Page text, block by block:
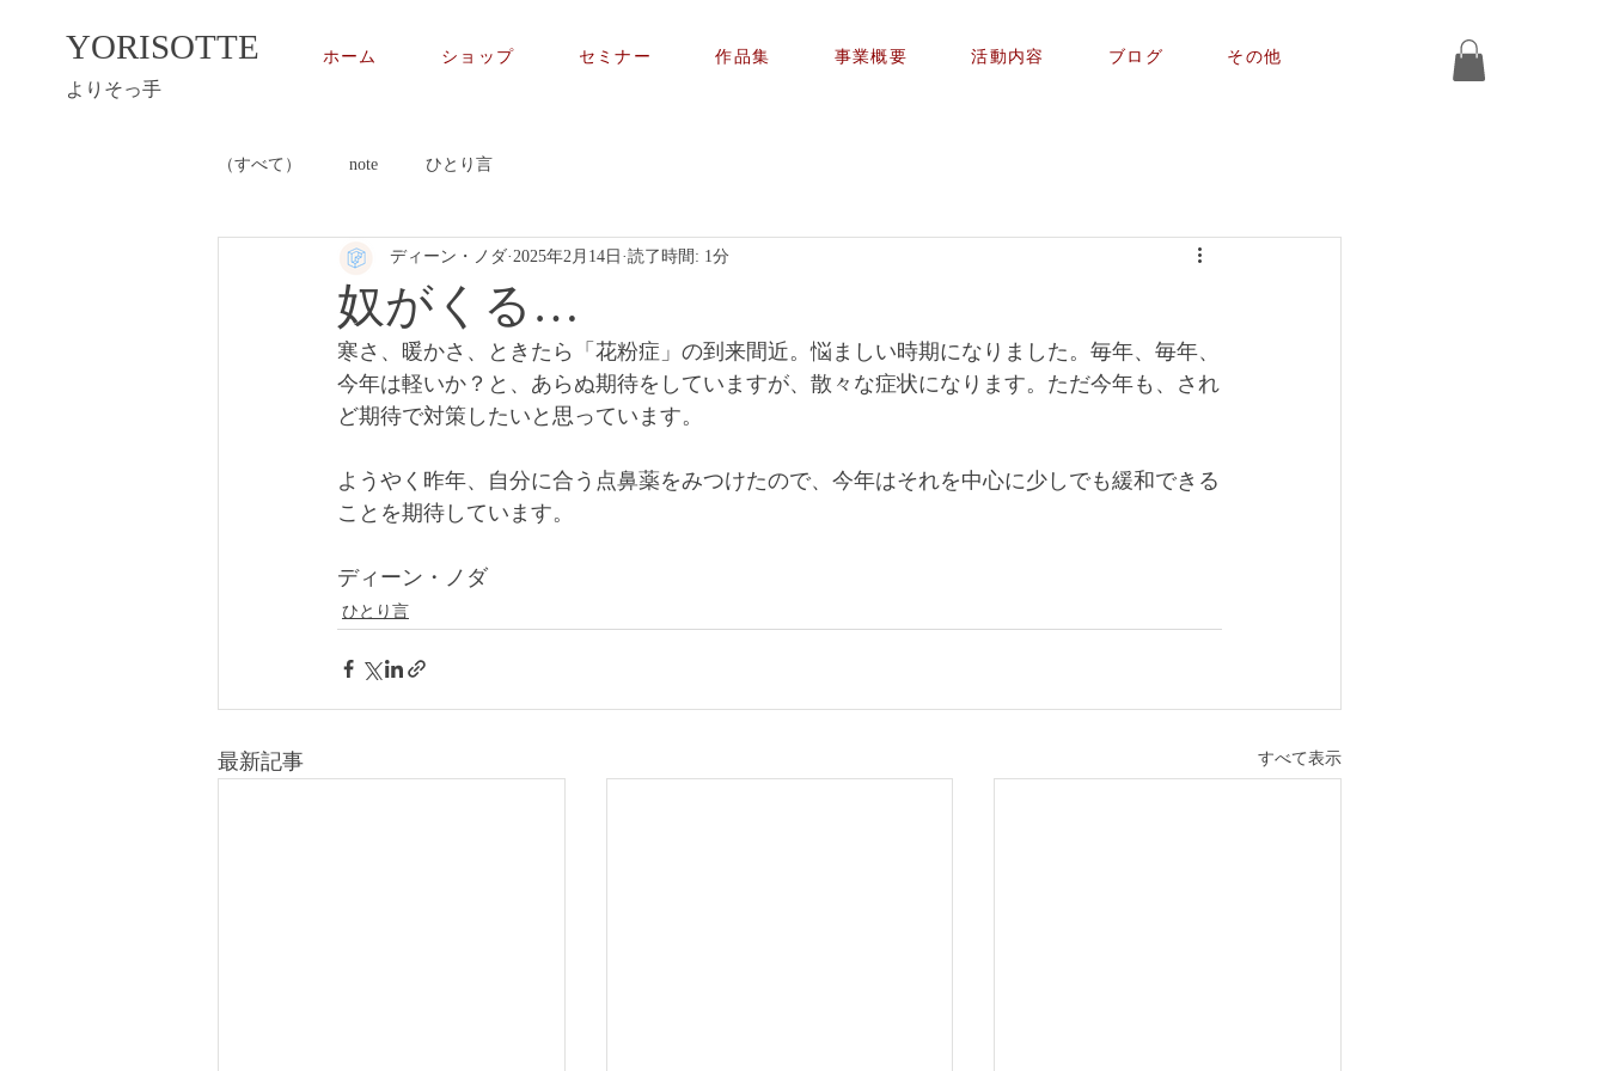
YORISOTTE
よりそっ手
ホーム ショップ セミナー 作品集 事業概要 活動内容 ブログ その他
（すべて） note ひとり言
奴がくる…
ディーン・ノダ 2025年2月14日 読了時間: 1分
寒さ、暖かさ、ときたら「花粉症」の到来間近。悩ましい時期になりました。毎年、毎年、
今年は軽いか？と、あらぬ期待をしていますが、散々な症状になります。ただ今年も、され
ど期待で対策したいと思っています。
ようやく昨年、自分に合う点鼻薬をみつけたので、今年はそれを中心に少しでも緩和できる
ことを期待しています。
ディーン・ノダ
ひとり言
最新記事 すべて表示